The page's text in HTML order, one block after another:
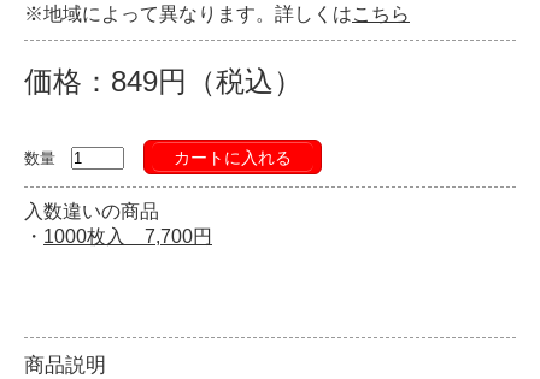
※地域によって異なります。詳しくはこちら
価格：849円（税込）
数量 カートに入れる
入数違いの商品
・ 1000枚入 7,700円
商品説明